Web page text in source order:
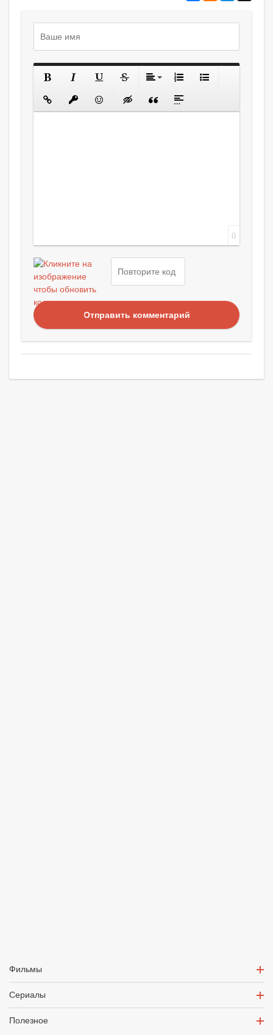
0
Отправить комментарий
Фильмы
Сериалы
Полезное